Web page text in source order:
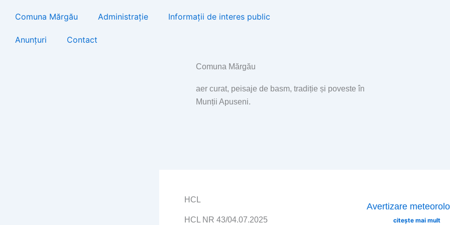
Comuna Mărgău Administrație Informații de interes public
Anunțuri Contact
Comuna Mărgău
aer curat, peisaje de basm, tradiție și poveste în
Munții Apuseni.
HCL
HCL NR 43/04.07.2025
Avertizare
citește mai mult
PagePagePage